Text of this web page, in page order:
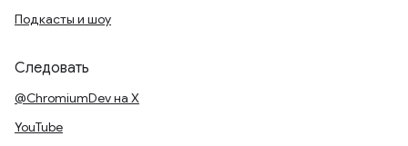
Подкасты и шоу
Следовать
@ChromiumDev на X
YouTube